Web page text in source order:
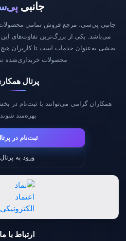
جانبی
می‌باشد. یکی از بزرگ‌ترین تفاوت‌های این
بخشی به‌عنوان خدمات است تا کاربران هیچ
محصولات خریداری‌شده
پرتال
همکاران گرامی می‌توانند با ثبت‌نام در
بهره‌مند
ثبت‌نام در
ورود به پرتال
ارتباط با ما